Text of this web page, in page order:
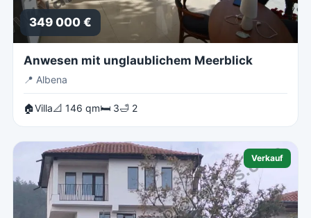
349 000 €
Anwesen mit unglaublichem Meerblick
📍 Albena
🏠Villa📐 146 qm🛏 3🛁 2
Verkauf